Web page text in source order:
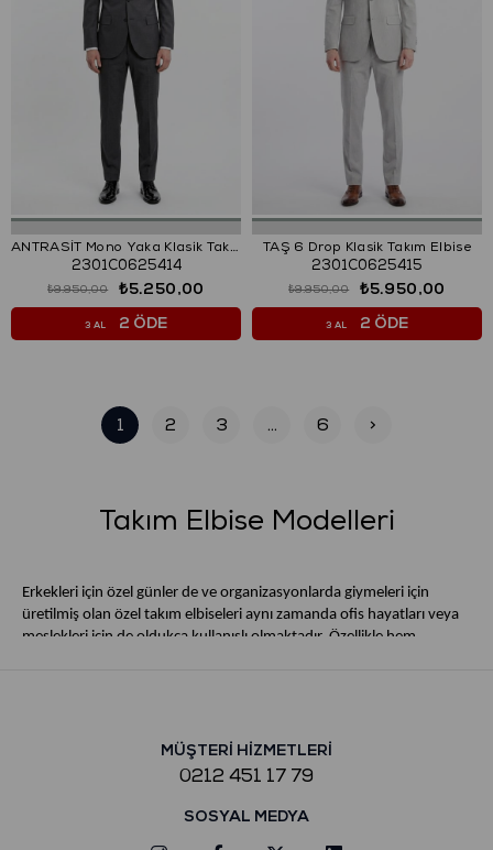
ANTRASİT Mono Yaka Klasik Takım Elbise
2301C0625414
₺5.250,00
₺9.950,00
3 AL 2 ÖDE
TAŞ 6 Drop Klasik Takım Elbise
2301C0625415
₺5.950,00
₺9.950,00
3 AL 2 ÖDE
1 2 3 ... 6 >
Takım Elbise Modelleri
Erkekleri için özel günler de ve organizasyonlarda giymeleri için
üretilmiş olan özel takım elbiseleri aynı zamanda ofis hayatları veya
meslekleri için de oldukça kullanışlı olmaktadır. Özellikle hem
Düğünler için özel olarak damatlık adını alsa da
temelde erkeklerin pantolon, gömlek, yelek ve ceketlerini den oluşan
kombinlerini temsil etmektedir.
Özellikle kişilerin tarzını en iyi yansıtacak damatlık takımı seçmesi
veya günlük hayatlarında da klasik tarzı benimsemiş ve iş hayatları
MÜŞTERİ HİZMETLERİ
0212 451 17 79
SOSYAL MEDYA